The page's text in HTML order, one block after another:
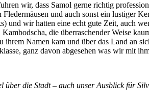
wir, dass Samol gerne richtig
Fledermäusen und auch sonst ein lustiger
und wir hatten eine echt gute Zeit, auch
die überraschender Weise
ihrem Namen kam und über das Land an
ganz davon abgesehen was wir mit
über die Stadt – auch unser Ausblick für